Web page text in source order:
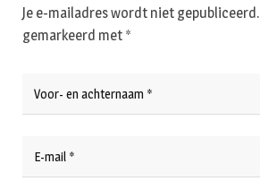
Je e-mailadres wordt niet gepubliceerd.
gemarkeerd met *